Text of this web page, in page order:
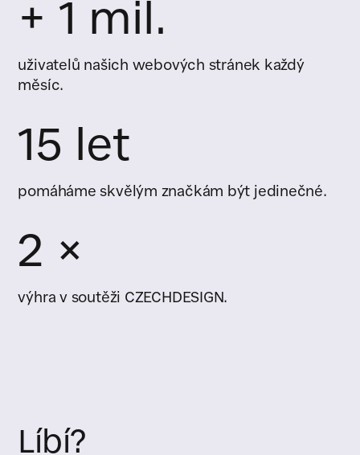
+ 1 mil.
uživatelů našich webových stránek každý
měsíc.
15 let
pomáháme skvělým značkám být jedinečné.
2 ×
výhra v soutěži CZECHDESIGN.
Líbí?